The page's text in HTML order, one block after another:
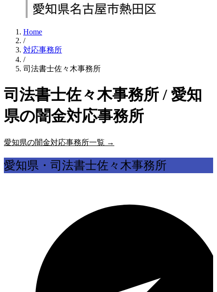
Home
/
対応事務所
/
司法書士佐々木事務所
司法書士佐々木事務所 / 愛知
県の闇金対応事務所
愛知県の闇金対応事務所一覧 →
愛知県・司法書士佐々木事務所